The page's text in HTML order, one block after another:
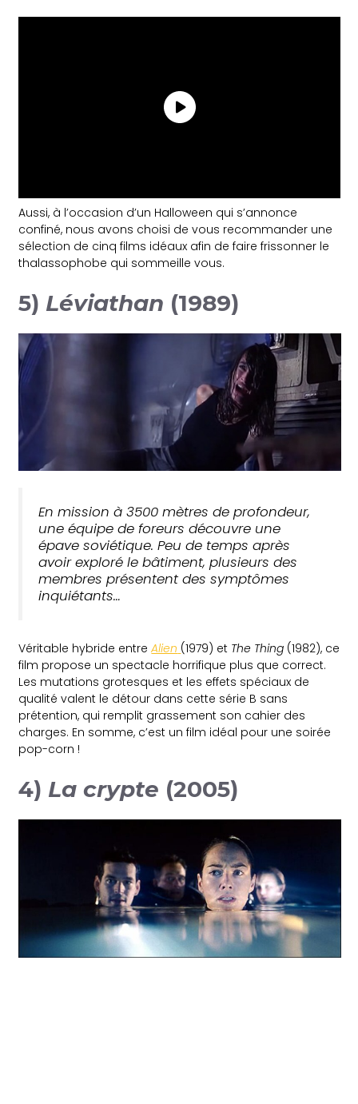
Aussi, à l’occasion d’un Halloween qui s’annonce
confiné, nous avons choisi de vous recommander une
sélection de cinq films idéaux afin de faire frissonner le
thalassophobe qui sommeille vous.
5) Léviathan (1989)
En mission à 3500 mètres de profondeur,
une équipe de foreurs découvre une
épave soviétique. Peu de temps après
avoir exploré le bâtiment, plusieurs des
membres présentent des symptômes
inquiétants…
Véritable hybride entreAlien (1979) et The Thing (1982), ce
film propose un spectacle horrifique plus que correct.
Les mutations grotesques et les effets spéciaux de
qualité valent le détour dans cette série B sans
prétention, qui remplit grassement son cahier des
charges. En somme, c’est un film idéal pour une soirée
pop-corn !
4) La crypte (2005)